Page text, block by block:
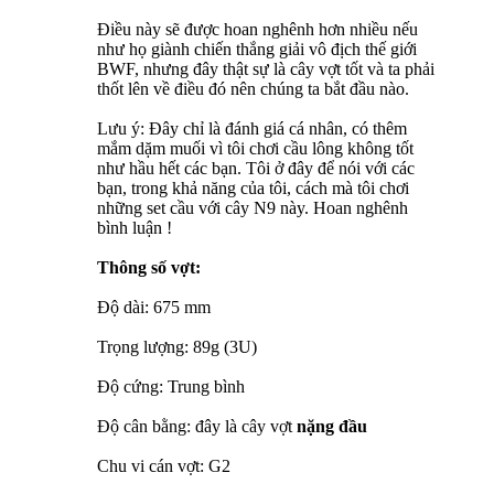
Điều này sẽ được hoan nghênh hơn nhiều nếu
như họ giành chiến thắng giải vô địch thế giới
BWF, nhưng đây thật sự là cây vợt tốt và ta phải
thốt lên về điều đó nên chúng ta bắt đầu nào.
Lưu ý: Đây chỉ là đánh giá cá nhân, có thêm
mắm dặm muối vì tôi chơi cầu lông không tốt
như hầu hết các bạn. Tôi ở đây để nói với các
bạn, trong khả năng của tôi, cách mà tôi chơi
những set cầu với cây N9 này. Hoan nghênh
bình luận !
Thông số vợt:
Độ dài: 675 mm
Trọng lượng: 89g (3U)
Độ cứng: Trung bình
Độ cân bằng: đây là cây vợt nặng đầu
Chu vi cán vợt: G2